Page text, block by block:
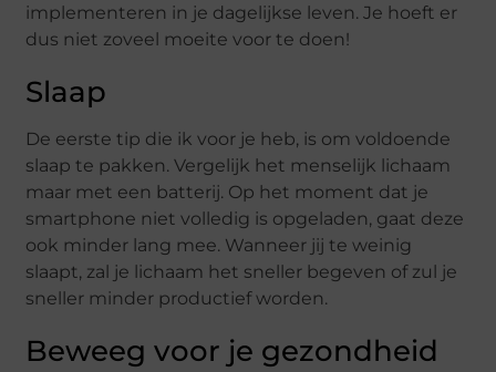
implementeren in je dagelijkse leven. Je hoeft er
dus niet zoveel moeite voor te doen!
Slaap
De eerste tip die ik voor je heb, is om voldoende
slaap te pakken. Vergelijk het menselijk lichaam
maar met een batterij. Op het moment dat je
smartphone niet volledig is opgeladen, gaat deze
ook minder lang mee. Wanneer jij te weinig
slaapt, zal je lichaam het sneller begeven of zul je
sneller minder productief worden.
Beweeg voor je gezondheid